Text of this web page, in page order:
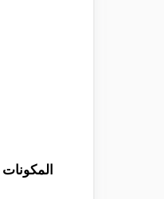
المكونات